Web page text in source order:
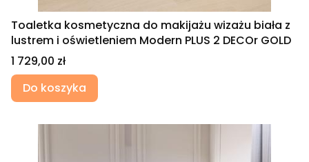
Toaletka kosmetyczna do makijażu wizażu biała z
lustrem i oświetleniem Modern PLUS 2 DECOr GOLD
Cena
1 729,00 zł
Do koszyka